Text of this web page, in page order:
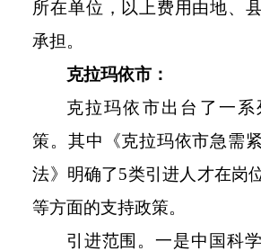
所在单位，以上费用由地、
承担。
克拉玛依市：
克拉玛依市出台了一
策。其中《克拉玛依市急需
法》明确了5类引进人才在岗
等方面的支持政策。
引进范围。一是中国科